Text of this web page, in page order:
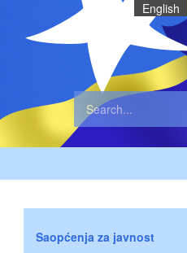
English
Saopćenja za javnost